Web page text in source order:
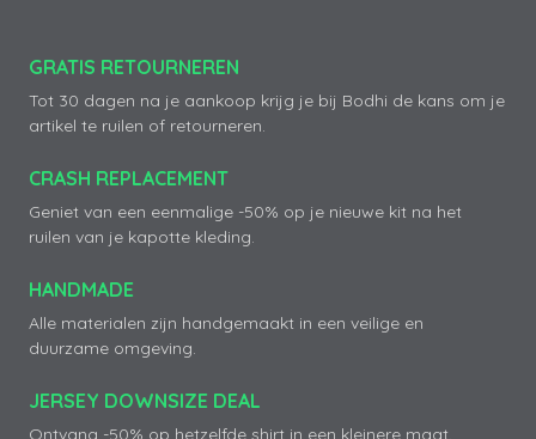
GRATIS RETOURNEREN
Tot 30 dagen na je aankoop krijg je bij Bodhi de kans om je
artikel te ruilen of retourneren.
CRASH REPLACEMENT
Geniet van een eenmalige -50% op je nieuwe kit na het
ruilen van je kapotte kleding.
HANDMADE
Alle materialen zijn handgemaakt in een veilige en
duurzame omgeving.
JERSEY DOWNSIZE DEAL
Ontvang -50% op hetzelfde shirt in een kleinere maat.